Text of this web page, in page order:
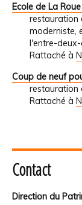
Ecole de La
restauration
moderniste,
l'entre-deux-
Rattaché à
Coup de neuf
restauration
Rattaché à
Contact
Direction du